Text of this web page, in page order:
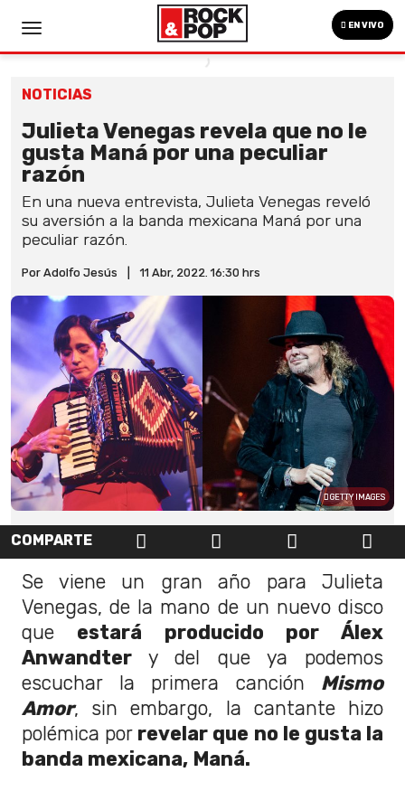
EN VIVO
NOTICIAS
Julieta Venegas revela que no le
gusta Maná por una peculiar
razón
En una nueva entrevista, Julieta Venegas reveló
su aversión a la banda mexicana Maná por una
peculiar razón.
Por Adolfo Jesús 11 Abr, 2022. 16:30 hrs
GETTY IMAGES
COMPARTE
Se viene un gran año para Julieta
Venegas, de la mano de un nuevo disco
que estará producido por Álex
Anwandter y del que ya podemos
escuchar la primera canción Mismo
Amor, sin embargo, la cantante hizo
polémica por revelar que no le gusta la
banda mexicana, Maná.